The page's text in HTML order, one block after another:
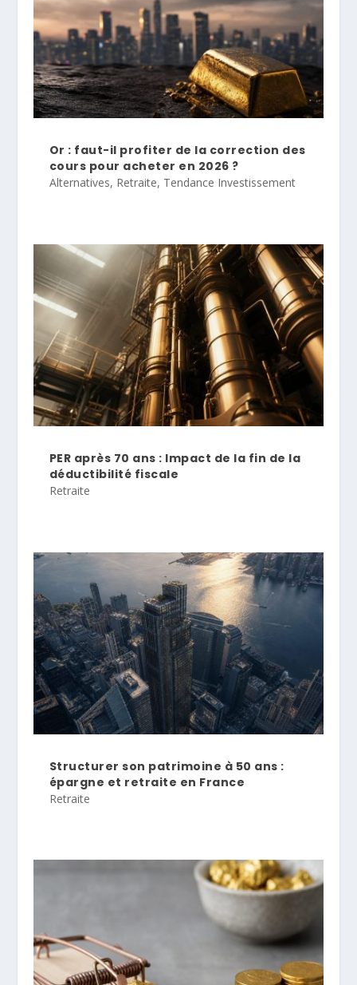
Or : faut-il profiter de la correction des
cours pour acheter en 2026 ?
Alternatives, Retraite, Tendance Investissement
PER après 70 ans : Impact de la fin de la
déductibilité fiscale
Retraite
Structurer son patrimoine à 50 ans :
épargne et retraite en France
Retraite